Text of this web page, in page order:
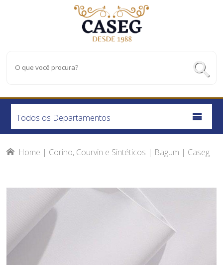
Todos os Departamentos
Home | Corino, Courvin e Sintéticos | Bagum | Caseg